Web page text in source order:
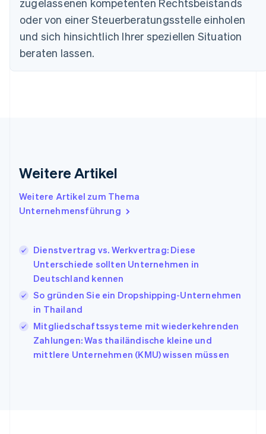
zugelassenen kompetenten Rechtsbeistands
oder von einer Steuerberatungsstelle einholen
und sich hinsichtlich Ihrer speziellen Situation
beraten lassen.
Weitere Artikel
Weitere Artikel zum Thema
Unternehmensführung
Dienstvertrag vs. Werkvertrag: Diese
Unterschiede sollten Unternehmen in
Deutschland kennen
So gründen Sie ein Dropshipping-Unternehmen
in Thailand
Mitgliedschaftssysteme mit wiederkehrenden
Zahlungen: Was thailändische kleine und
mittlere Unternehmen (KMU) wissen müssen
Deutschland
Deutsch English
English
Festlandchina
Indien
Irland
English
Japan
日本語 English
EnglishFrançais
Kroatien
EnglishItaliano
English
Liechtenstein
DeutschEnglish